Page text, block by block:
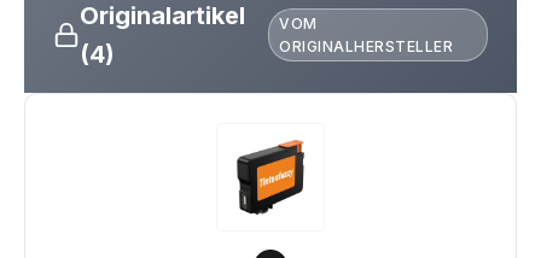
Originalartikel
(4)
VOM
ORIGINALHERSTELLER